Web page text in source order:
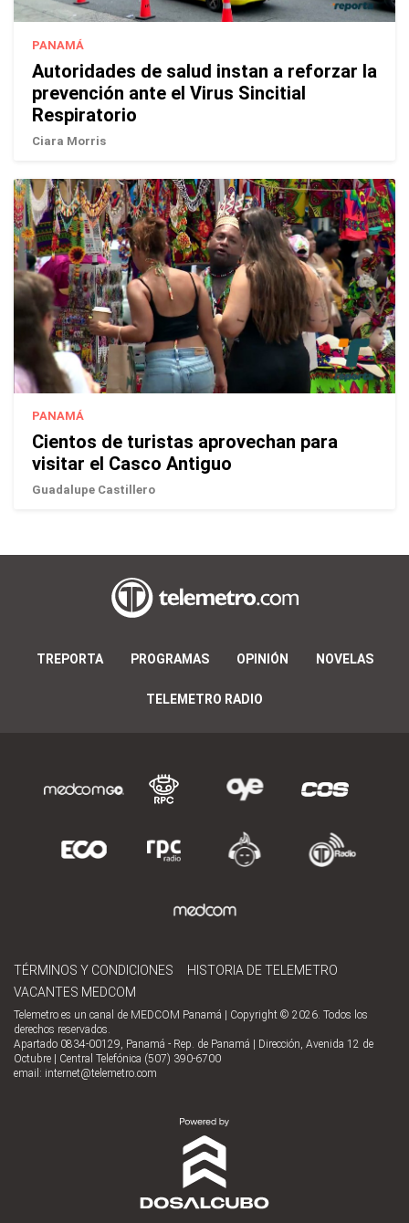
PANAMÁ
Autoridades de salud instan a reforzar la
prevención ante el Virus Sincitial
Respiratorio
Ciara Morris
PANAMÁ
Cientos de turistas aprovechan para
visitar el Casco Antiguo
Guadalupe Castillero
TREPORTA PROGRAMAS OPINIÓN NOVELAS
TELEMETRO RADIO
TÉRMINOS Y CONDICIONES
HISTORIA DE TELEMETRO
VACANTES MEDCOM
Telemetro es un canal de MEDCOM Panamá | Copyright © 2026. Todos los
derechos reservados.
Apartado 0834-00129, Panamá - Rep. de Panamá | Dirección, Avenida 12 de
Octubre | Central Telefónica (507) 390-6700
email: internet@telemetro.com